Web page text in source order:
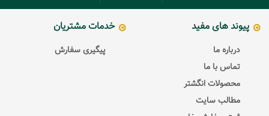
پیوند های مفید
درباره ما
تماس با ما
محصولات انگشتر
مطالب سایت
خدمات مشتریان
پیگیری سفارش